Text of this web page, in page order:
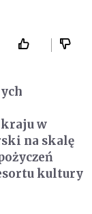
w
na skalę
kultury